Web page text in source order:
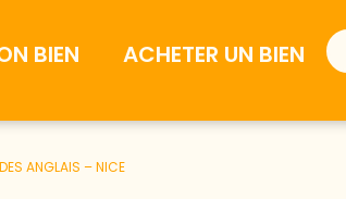
BIEN ACHETER UN BIEN
ANGLAIS – NICE